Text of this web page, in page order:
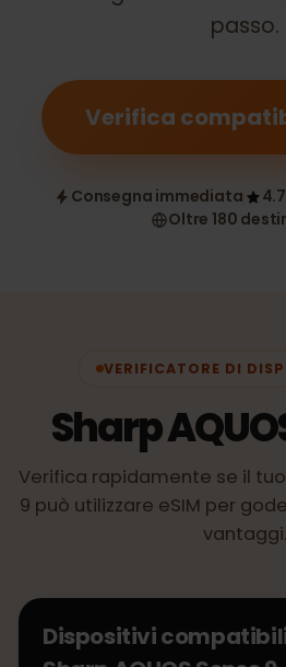
passo.
Verifica
Consegna immediata
Oltre 180
VERIFICATORE DI
Sharp
Verifica rapidamente se il tuo
9 può utilizzare eSIM per
vantaggi.
Dispositivi